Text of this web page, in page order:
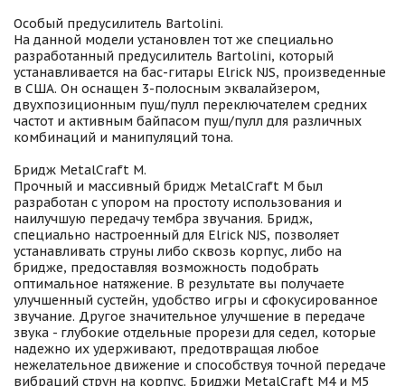
Особый предусилитель Bartolini.
На данной модели установлен тот же специально
разработанный предусилитель Bartolini, который
устанавливается на бас-гитары Elrick NJS, произведенные
в США. Он оснащен 3-полосным эквалайзером,
двухпозиционным пуш/пулл переключателем средних
частот и активным байпасом пуш/пулл для различных
комбинаций и манипуляций тона.
Бридж MetalCraft M.
Прочный и массивный бридж MetalCraft M был
разработан с упором на простоту использования и
наилучшую передачу тембра звучания. Бридж,
специально настроенный для Elrick NJS, позволяет
устанавливать струны либо сквозь корпус, либо на
бридже, предоставляя возможность подобрать
оптимальное натяжение. В результате вы получаете
улучшенный сустейн, удобство игры и сфокусированное
звучание. Другое значительное улучшение в передаче
звука - глубокие отдельные прорези для седел, которые
надежно их удерживают, предотвращая любое
нежелательное движение и способствуя точной передаче
вибраций струн на корпус. Бриджи MetalCraft M4 и M5